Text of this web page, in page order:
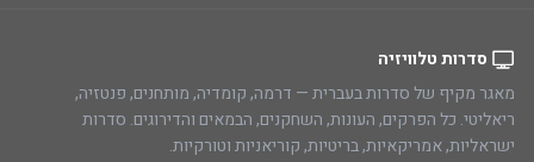
סדרות טלוויזיה
מאגר מקיף של סדרות בעברית — דרמה, קומדיה, מותחנים, פנטזיה,
ריאליטי. כל הפרקים, העונות, השחקנים, הבמאים והדירוגים. סדרות
ישראליות, אמריקאיות, בריטיות, קוריאניות וטורקיות.